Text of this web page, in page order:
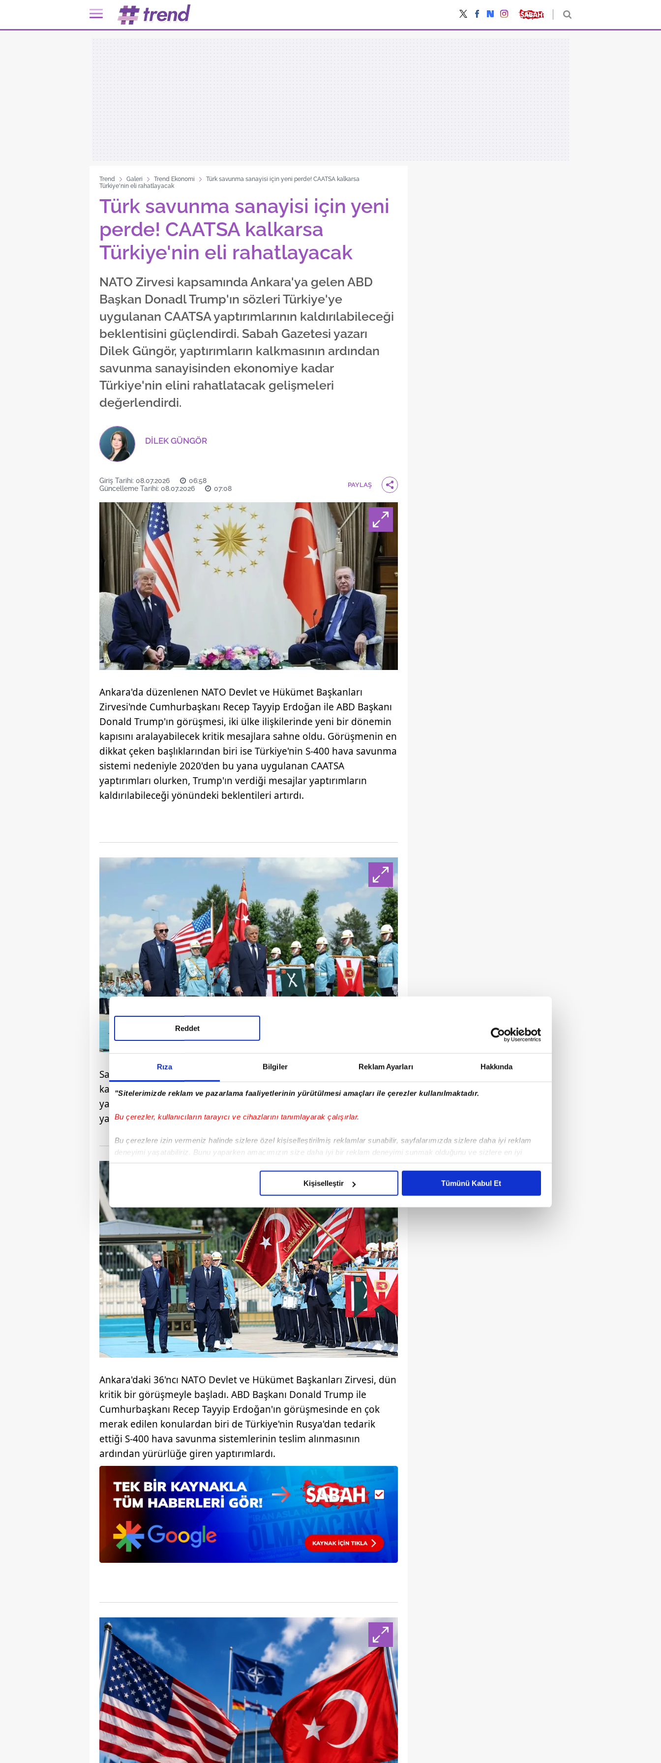
Rıza Bilgiler Reklam Ayarları Hakkında
"Sitelerimizde reklam ve pazarlama faaliyetlerinin yürütülmesi amaçları ile çerezler kullanılmaktadır.
Bu çerezler, kullanıcıların tarayıcı ve cihazlarını tanımlayarak çalışırlar.
Bu çerezlere izin vermeniz halinde sizlere özel kişiselleştirilmiş reklamlar sunabilir, sayfalarımızda sizlere daha iyi reklam
deneyimi yaşatabiliriz. Bunu yaparken amacımızın size daha iyi bir reklam deneyimi sunmak olduğunu ve sizlere en iyi
içerikleri sunabilmek adına elimizden gelen çabayı gösterdiğimizi ve bu noktada, reklamların maliyetlerimizi karşılamak
Sizlere daha iyi bir hizmet sunabilmek için İnternet Sitemizde kendimize ve üçüncü kişilere ait çerezler kullanılmaktadır. Bu
çerezler vasıtasıyla çeşitli kişisel verileriniz işlenmekte olup gerekli olan çerezler bilgi toplumu hizmetlerinin sunulması
amacıyla kullanılmaktadır. Diğer çerezler, sitemizin daha işlevsel kılınması ve kişiselleştirilmesi ve sizlere yönelik
reklam/pazarlama faaliyetlerinin yapılması, amaçlarıyla sınırlı olarak açık rızanız dahilinde kullanılacaktır.
Çerezlere ilişkin tercihlerinizi aşağıda yer alan panel vasıtasıyla belirleyebilirsiniz. Çerezlere ilişkin detaylı bilgi için Ayarlar
butonuna tıklayabilir,Çerez Bilgilendirme Metnimiziziyaret edebilirsiniz.
6698 sayılı Kişisel Verilerin Korunması Kanunu uyarınca hazırlanmış Aydınlatma Metnimizi okumak ve sitemizde ilgili
mevzuata uygun olarak kullanılan çerezlerle ilgili bilgi almak için lütfentıklayınız
Reddet
Kişiselleştir Tümünü Kabul Et
Trend Galeri Trend Ekonomi
Türk savunma sanayisi için yeni perde! CAATSA kalkarsa
Türkiye'nin eli rahatlayacak
Türk savunma sanayisi için yeni
perde! CAATSA kalkarsa
Türkiye'nin eli rahatlayacak
NATO Zirvesi kapsamında Ankara'ya gelen ABD
Başkan Donadl Trump'ın sözleri Türkiye'ye
uygulanan CAATSA yaptırımlarının kaldırılabileceği
beklentisini güçlendirdi. Sabah Gazetesi yazarı
Dilek Güngör, yaptırımların kalkmasının ardından
savunma sanayisinden ekonomiye kadar
Türkiye'nin elini rahatlatacak gelişmeleri
değerlendirdi.
DİLEK GÜNGÖR
Giriş Tarihi: 08.07.2026
06:58
Güncelleme Tarihi: 08.07.2026
07:08 PAYLAŞ
Ankara'da düzenlenen NATO Devlet ve Hükümet Başkanları
Zirvesi'nde Cumhurbaşkanı Recep Tayyip Erdoğan ile ABD Başkanı
Donald Trump'ın görüşmesi, iki ülke ilişkilerinde yeni bir dönemin
kapısını aralayabilecek kritik mesajlara sahne oldu. Görüşmenin en
dikkat çeken başlıklarından biri ise Türkiye'nin S-400 hava savunma
sistemi nedeniyle 2020'den bu yana uygulanan CAATSA
yaptırımları olurken, Trump'ın verdiği mesajlar yaptırımların
kaldırılabileceği yönündeki beklentileri artırdı.
Sabah Gazetesi yazarı Dilek Güngör, CAATSA yaptırımlarının
kaldırılmasının halinde savunma sanayi başta olmak üzere
yaşanabilecek gelişmeleri değerlendirdi. İşte Dilek Güngör'ün
yazısı....
Ankara'daki 36'ncı NATO Devlet ve Hükümet Başkanları Zirvesi, dün
kritik bir görüşmeyle başladı. ABD Başkanı Donald Trump ile
Cumhurbaşkanı Recep Tayyip Erdoğan'ın görüşmesinde en çok
merak edilen konulardan biri de Türkiye'nin Rusya'dan tedarik
ettiği S-400 hava savunma sistemlerinin teslim alınmasının
ardından yürürlüğe giren yaptırımlardı.